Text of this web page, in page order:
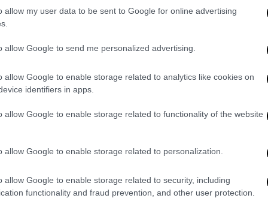
allow my user data to be sent to Google for online advertising
allow Google to send me personalized advertising.
allow Google to enable storage related to analytics like cookies on
identifiers in apps.
allow Google to enable storage related to functionality of the website
allow Google to enable storage related to personalization.
allow Google to enable storage related to security, including
functionality and fraud prevention, and other user protection.
θετικών στοιχείων από το πεδίο της
πως η ακρίβεια «ροκανίζει» το
ΔΕΘ οι πολίτες να δουν να ενισχύονται
στρέφεται στοπακέτο της ΔΕΘ, που
οι τελευταίες λεπτομέρειες. Ο
αλλαγές στη φορολογική κλίμακα,
εισοδήματα και στις οικογένειες με